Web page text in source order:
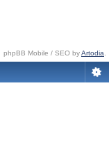
phpBB Mobile / SEO byArtodia